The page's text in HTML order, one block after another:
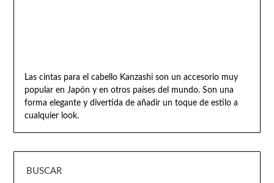
Las cintas para el cabello Kanzashi son un accesorio muy
popular en Japón y en otros países del mundo. Son una
forma elegante y divertida de añadir un toque de estilo a
cualquier look.
BUSCAR